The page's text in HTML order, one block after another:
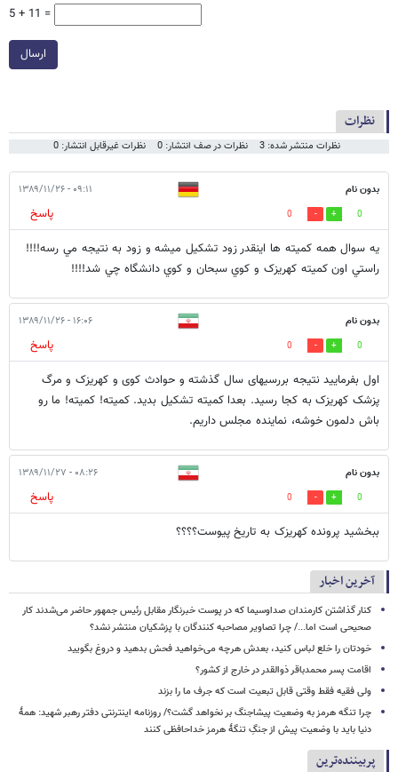
5 + 11 =
ارسال
نظرات
نظرات منتشر شده: 3 نظرات در صف انتشار: 0 نظرات غیرقابل انتشار: 0
بدون نام ۰۹:۱۱ - ۱۳۸۹/۱۱/۲۶
0
0
پاسخ
يه سوال همه کميته ها اينقدر زود تشکيل ميشه و زود به نتيجه مي رسه!!!!
راستي اون کميته کهريزک و کوي سبحان و کوي دانشگاه چي شد!!!!
بدون نام ۱۶:۰۶ - ۱۳۸۹/۱۱/۲۶
0
0
پاسخ
اول بفرمایید نتیجه بررسیهای سال گذشته و حوادث کوی و کهریزک و مرگ
پزشک کهریزک به کجا رسید. بعدا کمیته تشکیل بدید. کمیته! کمیته! ما رو
باش دلمون خوشه، نماینده مجلس داریم.
بدون نام ۰۸:۲۶ - ۱۳۸۹/۱۱/۲۷
0
0
پاسخ
ببخشید پرونده کهریزک به تاریخ پیوست؟؟؟؟
آخرین اخبار
کنار گذاشتن کارمندان صداوسیما که در پوست خبرنگار مقابل رئیس جمهور حاضر می‌شدند کار
صحیحی است اما.../ چرا تصاویر مصاحبه کنندگان با پزشکیان منتشر نشد؟
خودتان را خلع لباس کنید، بعدش هرچه می‌خواهید فحش بدهید و دروغ بگویید
اقامت پسر محمدباقر ذوالقدر در خارج از کشور؟
ولی فقیه فقط وقتی قابل تبعیت است که جرف ما را بزند
چرا تنگه هرمز به وضعیت پیشاجنگ بر نخواهد گشت؟/ روزنامه اینترنتی دفتر رهبر شهید: همۀ
دنیا باید با وضعیت پیش از جنگِ تنگۀ هرمز خداحافظی کنند
پربیننده‌ترین